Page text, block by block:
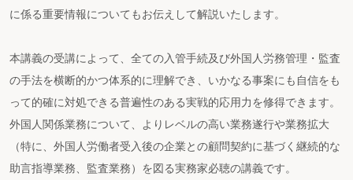
に係る重要情報についてもお伝えして解説いたします。
本講義の受講によって、全ての入管手続及び外国人労務管理・監査
の手法を横断的かつ体系的に理解でき、いかなる事案にも自信をも
って的確に対処できる普遍性のある実戦的応用力を修得できます。
外国人関係業務について、よりレベルの高い業務遂行や業務拡大
（特に、外国人労働者受入後の企業との顧問契約に基づく継続的な
助言指導業務、監査業務）を図る実務家必聴の講義です。